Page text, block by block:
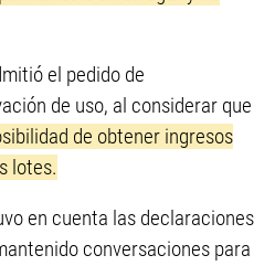
el pedido de
de uso, al considerar que
de obtener ingresos
lotes.
en cuenta las declaraciones
conversaciones para